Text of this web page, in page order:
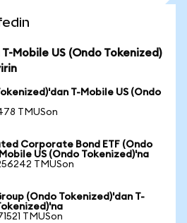
Mobile US (Ondo Tokenized)
T-Mobile US (Ondo
TMUSon
Corporate Bond ETF (Ondo
US (Ondo Tokenized)'na
TMUSon
(Ondo Tokenized)'dan T-
TMUSon